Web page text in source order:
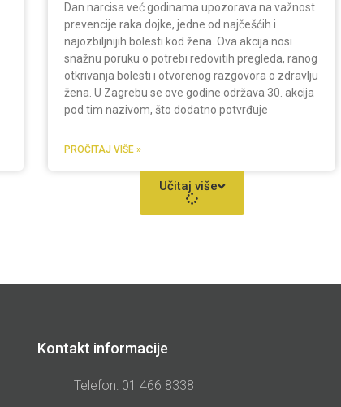
Dan narcisa već godinama upozorava na važnost
prevencije raka dojke, jedne od najčešćih i
najozbiljnijih bolesti kod žena. Ova akcija nosi
snažnu poruku o potrebi redovitih pregleda, ranog
otkrivanja bolesti i otvorenog razgovora o zdravlju
žena. U Zagrebu se ove godine održava 30. akcija
pod tim nazivom, što dodatno potvrđuje
PROČITAJ VIŠE »
Učitaj više
Kontakt informacije
Telefon: 01 466 8338